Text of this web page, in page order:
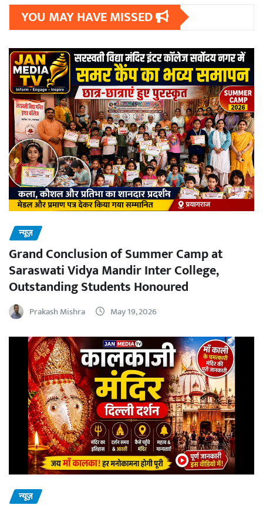
YOU MAY HAVE MISSED
न्यूज़
Grand Conclusion of Summer Camp at
Saraswati Vidya Mandir Inter College,
Outstanding Students Honoured
Prakash Mishra May 19, 2026
न्यूज़